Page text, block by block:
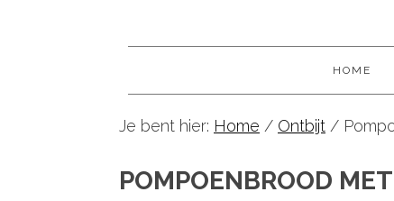
HOME
Je bent hier: Home / Ontbijt /
POMPOENBROOD